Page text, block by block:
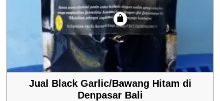
Jual Black Garlic/Bawang Hitam di
Denpasar Bali